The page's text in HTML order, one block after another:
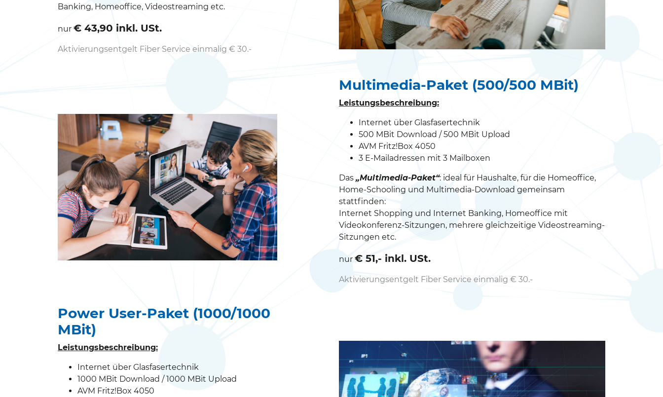
Banking, Homeoffice, Videostreaming etc.
nur € 43,90 inkl. USt.
Aktivierungsentgelt Fiber Service einmalig € 30.-
Multimedia-Paket (500/500 MBit)
Leistungsbeschreibung:
Internet über Glasfasertechnik
500 MBit Download / 500 MBit Upload
AVM Fritz!Box 4050
3 E-Mailadressen mit 3 Mailboxen
Das „Multimedia-Paket“: ideal für Haushalte, für die Homeoffice,
Home-Schooling und Multimedia-Download gemeinsam
stattfinden:
Internet Shopping und Internet Banking, Homeoffice mit
Videokonferenz-Sitzungen, mehrere gleichzeitige Videostreaming-
Sitzungen etc.
nur € 51,- inkl. USt.
Aktivierungsentgelt Fiber Service einmalig € 30.-
Power User-Paket (1000/1000
MBit)
Leistungsbeschreibung:
Internet über Glasfasertechnik
1000 MBit Download / 1000 MBit Upload
AVM Fritz!Box 4050